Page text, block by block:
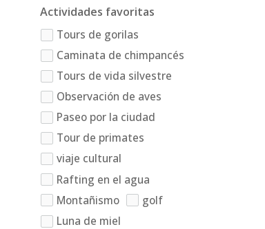
Actividades favoritas
Tours de gorilas
Caminata de chimpancés
Tours de vida silvestre
Observación de aves
Paseo por la ciudad
Tour de primates
viaje cultural
Rafting en el agua
Montañismo
golf
Luna de miel